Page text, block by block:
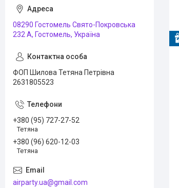
08290 Гостомель Свято-Покровська
232 А, Гостомель, Україна
ФОП Шилова Тетяна Петрівна
2631805523
+380 (95) 727-27-52
Тетяна
+380 (96) 620-12-03
Тетяна
airparty.ua@gmail.com